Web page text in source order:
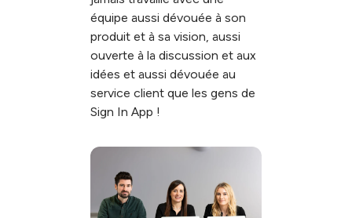
équipe aussi dévouée à son
produit et à sa vision, aussi
ouverte à la discussion et aux
idées et aussi dévouée au
service client que les gens de
Sign In App !